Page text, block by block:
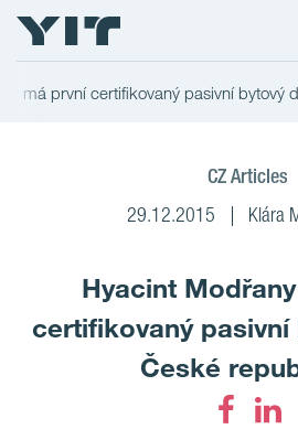
má první certifikovaný pasivní bytový
CZ Articles
29.12.2015 Klára
Hyacint
certifikovaný pasivní
České